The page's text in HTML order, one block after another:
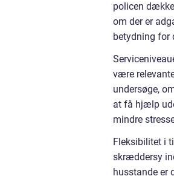
policen
om der er
betydning for
være
undersøge,
at få hjælp
mindre
Fleksibilitet i
skræddersy
husstande er